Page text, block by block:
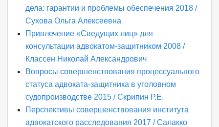
дела: гарантии и проблемы обеспечения 2018 /
Сухова Ольга Алексеевна
Привлечение «Сведущих лиц» для
консультации адвокатом-защитником 2008 /
Классен Николай Александрович
Вопросы совершенствования процессуального
статуса адвоката-защитника в уголовном
судопроизводстве 2015 / Скрипин Р.Е.
Перспективы совершенствования института
адвокатского расследования 2017 / Салакко